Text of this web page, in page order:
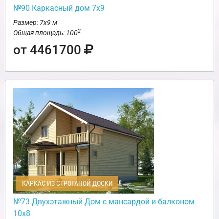
№90 Каркасный дом 7х9
Размер: 7х9 м
Общая площадь: 1002
от 4461700
КАРКАС ИЗ СТРОГАНОЙ ДОСКИ
№73 Двухэтажный Дом с мансардой и балконом
10х8